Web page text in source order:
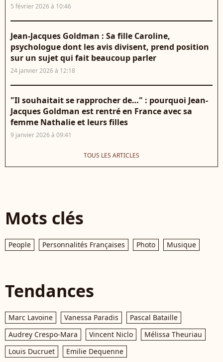
5 février 2026 à 10:46
Jean-Jacques Goldman : Sa fille Caroline,
psychologue dont les avis divisent, prend position
sur un sujet qui fait beaucoup parler
24 janvier 2026 à 12:18
"Il souhaitait se rapprocher de…" : pourquoi Jean-
Jacques Goldman est rentré en France avec sa
femme Nathalie et leurs filles
9 janvier 2026 à 09:41
TOUS LES ARTICLES
Mots clés
People Personnalités Françaises Photo Musique
Tendances
Marc Lavoine Vanessa Paradis
Pascal Bataille
Audrey Crespo-Mara
Vincent Niclo
Mélissa Theuriau
Louis Ducruet
Emilie Dequenne